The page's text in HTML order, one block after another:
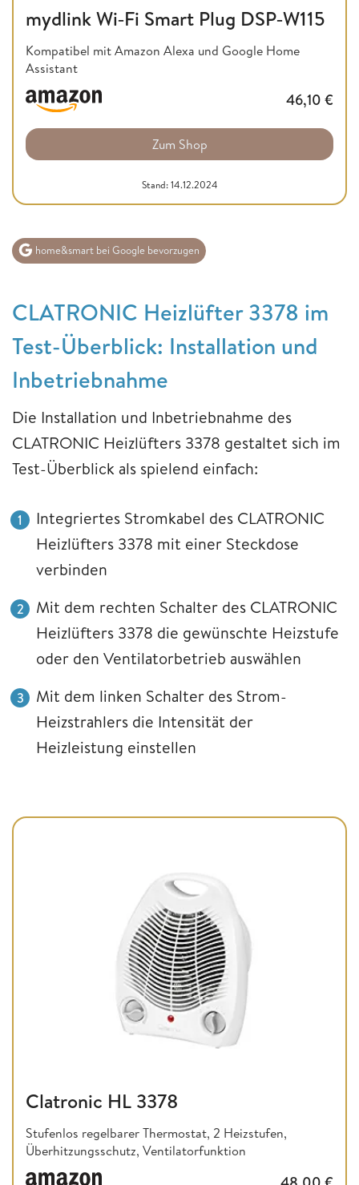
mydlink Wi‑Fi Smart Plug DSP‑W115
Kompatibel mit Amazon Alexa und Google Home
Assistant
46,10 €
Zum Shop
Stand: 14.12.2024
home&smart bei Google bevorzugen
CLATRONIC Heizlüfter 3378 im
Test-Überblick: Installation und
Inbetriebnahme
Die Installation und Inbetriebnahme des
CLATRONIC Heizlüfters 3378 gestaltet sich im
Test-Überblick als spielend einfach:
Integriertes Stromkabel des CLATRONIC
Heizlüfters 3378 mit einer Steckdose
verbinden
Mit dem rechten Schalter des CLATRONIC
Heizlüfters 3378 die gewünschte Heizstufe
oder den Ventilatorbetrieb auswählen
Mit dem linken Schalter des Strom-
Heizstrahlers die Intensität der
Heizleistung einstellen
Clatronic HL 3378
Stufenlos regelbarer Thermostat, 2 Heizstufen,
Überhitzungsschutz, Ventilatorfunktion